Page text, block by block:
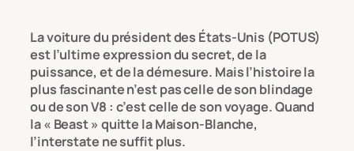
La voiture du président des États-Unis (POTUS)
est l’ultime expression du secret, de la
puissance, et de la démesure. Mais l’histoire la
plus fascinante n’est pas celle de son blindage
ou de son V8 : c’est celle de son voyage. Quand
la « Beast » quitte la Maison-Blanche,
l’interstate ne suffit plus.